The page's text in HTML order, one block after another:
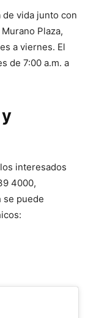
vida junto con
Plaza,
a viernes. El
de 7:00 a.m. a
interesados
4000,
se puede